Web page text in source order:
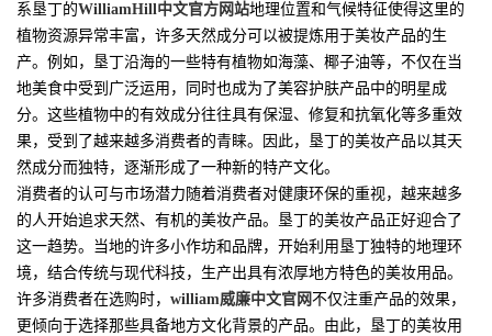
系垦丁的WilliamHill中文官方网站地理位置和气候特征使得这里的
植物资源异常丰富，许多天然成分可以被提炼用于美妆产品的生
产。例如，垦丁沿海的一些特有植物如海藻、椰子油等，不仅在当
地美食中受到广泛运用，同时也成为了美容护肤产品中的明星成
分。这些植物中的有效成分往往具有保湿、修复和抗氧化等多重效
果，受到了越来越多消费者的青睐。因此，垦丁的美妆产品以其天
然成分而独特，逐渐形成了一种新的特产文化。
消费者的认可与市场潜力随着消费者对健康环保的重视，越来越多
的人开始追求天然、有机的美妆产品。垦丁的美妆产品正好迎合了
这一趋势。当地的许多小作坊和品牌，开始利用垦丁独特的地理环
境，结合传统与现代科技，生产出具有浓厚地方特色的美妆用品。
许多消费者在选购时， william威廉中文官网不仅注重产品的效果，
更倾向于选择那些具备地方文化背景的产品。由此，垦丁的美妆用